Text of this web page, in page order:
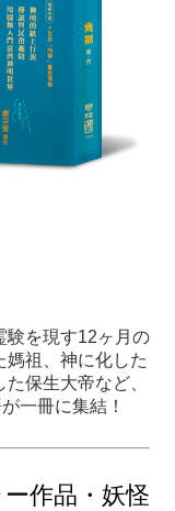
験を現す12ヶ月の
媽祖、神に化した
保生大帝など、
一冊に集結！
作品・妖怪